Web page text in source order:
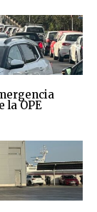
la OPE